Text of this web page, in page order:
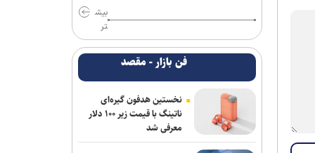
بیش
تر
فن بازار - مقصد
نخستین هدفون گیره‌ای
ناتینگ با قیمت زیر ۱۰۰ دلار
معرفی شد